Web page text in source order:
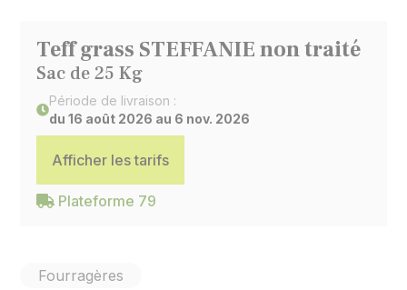
Teff grass STEFFANIE non traité
Sac de 25 Kg
Période de livraison :
du 16 août 2026 au 6 nov. 2026
Afficher les tarifs
Plateforme 79
Fourragères